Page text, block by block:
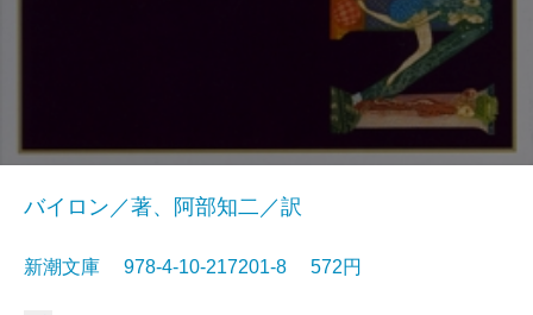
バイロン／著、阿部知二／訳
新潮文庫 978-4-10-217201-8 572円